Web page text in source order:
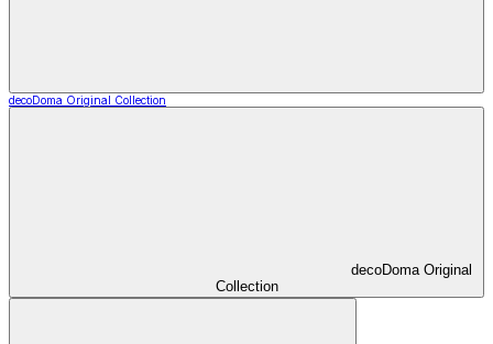
decoDoma Original Collection
decoDoma Original
Collection